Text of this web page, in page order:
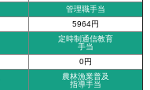
管理職手当
5964円
定時制通信教育
手当
0円
農林漁業普及
指導手当